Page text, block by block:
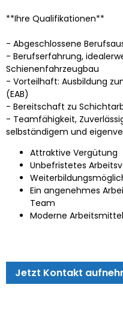
**Ihre Qualifikationen**
- Abgeschlossene
- Berufserfahrung,
Schienenfahrzeugbau
- Vorteilhaft: Ausbildung
(EAB)
- Bereitschaft zu
- Teamfähigkeit,
selbständigem und
Attraktive Vergütung
Unbefristetes
Ein angenehmes
Team
Moderne
Jetzt Kontakt